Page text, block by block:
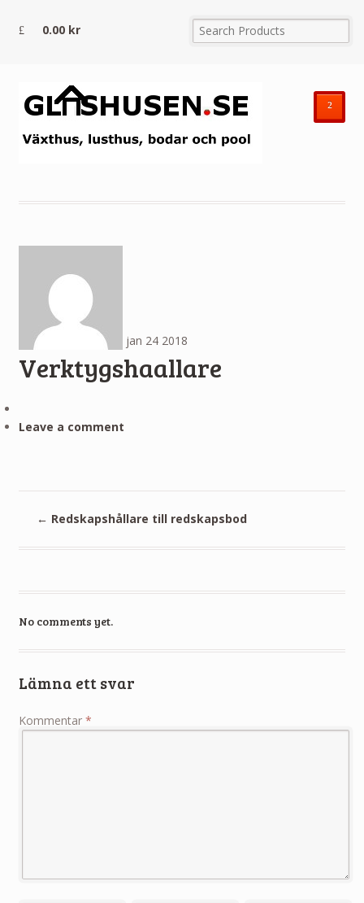
0.00 kr
²
jan 24 2018
Verktygshaallare
Leave a comment
← Redskapshållare till redskapsbod
No comments yet.
Lämna ett svar
Kommentar *